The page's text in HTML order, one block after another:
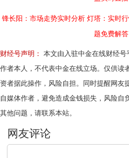
锋长阳：市场走势实时分析 灯塔：实时
题免费解答
财经号声明：
本文由入驻中金在线财经
作者本人，不代表中金在线立场。仅供读
资者据此操作，风险自担。同时提醒网友
自媒体作者，避免造成金钱损失，风险自
其他问题，请联系本站。